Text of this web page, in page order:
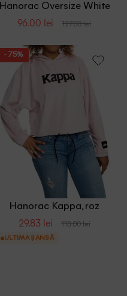
Hanorac Oversize White
96.00 lei 127.00 lei
- 75%
Hanorac Kappa, roz
pudra
29.83 lei 118.00 lei
ULTIMA ȘANSĂ